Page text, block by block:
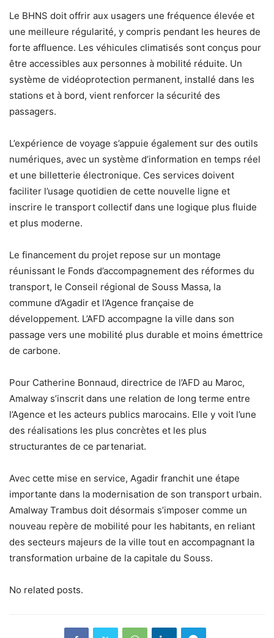
Le BHNS doit offrir aux usagers une fréquence élevée et
une meilleure régularité, y compris pendant les heures de
forte affluence. Les véhicules climatisés sont conçus pour
être accessibles aux personnes à mobilité réduite. Un
système de vidéoprotection permanent, installé dans les
stations et à bord, vient renforcer la sécurité des
passagers.
L’expérience de voyage s’appuie également sur des outils
numériques, avec un système d’information en temps réel
et une billetterie électronique. Ces services doivent
faciliter l’usage quotidien de cette nouvelle ligne et
inscrire le transport collectif dans une logique plus fluide
et plus moderne.
Le financement du projet repose sur un montage
réunissant le Fonds d’accompagnement des réformes du
transport, le Conseil régional de Souss Massa, la
commune d’Agadir et l’Agence française de
développement. L’AFD accompagne la ville dans son
passage vers une mobilité plus durable et moins émettrice
de carbone.
Pour Catherine Bonnaud, directrice de l’AFD au Maroc,
Amalway s’inscrit dans une relation de long terme entre
l’Agence et les acteurs publics marocains. Elle y voit l’une
des réalisations les plus concrètes et les plus
structurantes de ce partenariat.
Avec cette mise en service, Agadir franchit une étape
importante dans la modernisation de son transport urbain.
Amalway Trambus doit désormais s’imposer comme un
nouveau repère de mobilité pour les habitants, en reliant
des secteurs majeurs de la ville tout en accompagnant la
transformation urbaine de la capitale du Souss.
No related posts.